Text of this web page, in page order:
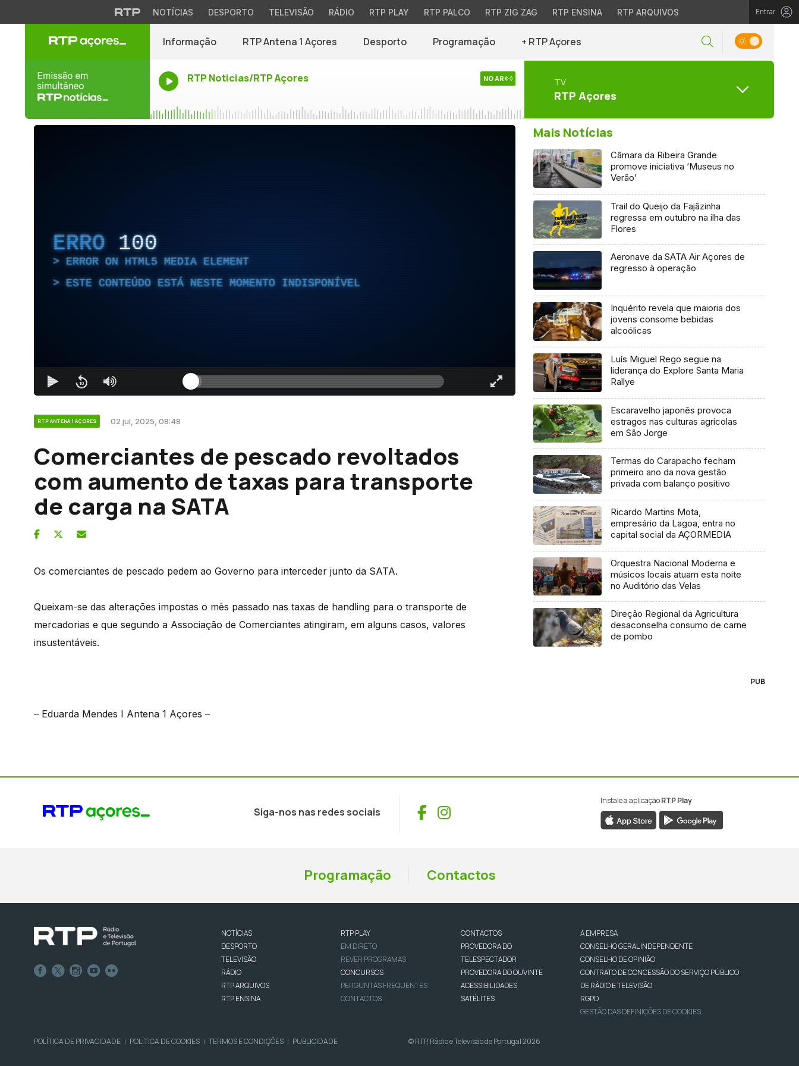
NOTÍCIAS DESPORTO TELEVISÃO RÁDIO RTP PLAY RTP PALCO RTP ZIG ZAG RTP ENSINA RTP ARQUIVOS Entrar
Informação RTP Antena 1 Açores Desporto Programação + RTP Açores
RTP Noticias/RTP Açores NO AR TV
RTP Açores
ERRO 100
ERROR ON HTML5 MEDIA ELEMENT
ESTE CONTEÚDO ESTÁ NESTE MOMENTO INDISPONÍVEL
RTP ANTENA 1 AÇORES 02 jul, 2025, 08:48
Comerciantes de pescado revoltados
com aumento de taxas para transporte
de carga na SATA
Os comerciantes de pescado pedem ao Governo para interceder junto da SATA.
Queixam-se das alterações impostas o mês passado nas taxas de handling para o transporte de
mercadorias e que segundo a Associação de Comerciantes atingiram, em alguns casos, valores
insustentáveis.
– Eduarda Mendes I Antena 1 Açores –
Mais Notícias
Câmara da Ribeira Grande
promove iniciativa ‘Museus no
Verão’
Trail do Queijo da Fajãzinha
regressa em outubro na ilha das
Flores
Aeronave da SATA Air Açores de
regresso à operação
Inquérito revela que maioria dos
jovens consome bebidas
alcoólicas
Luís Miguel Rego segue na
liderança do Explore Santa Maria
Rallye
Escaravelho japonês provoca
estragos nas culturas agrícolas
em São Jorge
Termas do Carapacho fecham
primeiro ano da nova gestão
privada com balanço positivo
Ricardo Martins Mota,
empresário da Lagoa, entra no
capital social da AÇORMEDIA
Orquestra Nacional Moderna e
músicos locais atuam esta noite
no Auditório das Velas
Direção Regional da Agricultura
desaconselha consumo de carne
de pombo
PUB
Siga-nos nas redes sociais Facebook
Instagram
Instale a aplicaçãoRTP Play
Programação Contactos
NOTÍCIAS
DESPORTO
TELEVISÃO
RÁDIO
RTP ARQUIVOS
RTP ENSINA
RTP PLAY
EM DIRETO
REVER PROGRAMAS
CONCURSOS
PERGUNTAS FREQUENTES
CONTACTOS
CONTACTOS
PROVEDORA DO
TELESPECTADOR
PROVEDORA DO OUVINTE
ACESSIBILIDADES
SATÉLITES
A EMPRESA
CONSELHO GERAL INDEPENDENTE
CONSELHO DE OPINIÃO
CONTRATO DE CONCESSÃO DO SERVIÇO PÚBLICO
DE RÁDIO E TELEVISÃO
RGPD
GESTÃO DAS DEFINIÇÕES DE COOKIES
POLÍTICA DE PRIVACIDADE | POLÍTICA DE COOKIES | TERMOS E CONDIÇÕES | PUBLICIDADE © RTP, Rádio e Televisão de Portugal 2026